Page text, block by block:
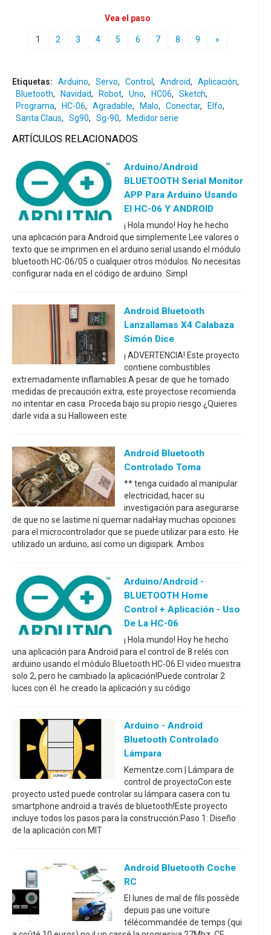
Vea el paso
1 2 3 4 5 6 7 8 9 »
Etiquetas: Arduino, Servo, Control , Android, Aplicación,
Bluetooth, Navidad, Robot, Uno, HC06, Sketch,
Programa, HC-06, Agradable, Malo, Conectar, Elfo,
Santa Claus, Sg90, Sg-90, Medidor serie
ARTÍCULOS RELACIONADOS
Arduino/Android
BLUETOOTH Serial Monitor
APP Para Arduino Usando
El HC-06 Y ANDROID
¡ Hola mundo! Hoy he hecho
una aplicación para Android que simplemente Lee valores o
texto que se imprimen en el arduino serial usando el módulo
bluetooth HC-06/05 o cualquier otros módulos. No necesitas
configurar nada en el código de arduino. Simpl
Android Bluetooth
Lanzallamas X4 Calabaza
Simón Dice
¡ ADVERTENCIA! Este proyecto
contiene combustibles
extremadamente inflamables.A pesar de que he tomado
medidas de precaución extra, este proyectose recomienda
no intentar en casa. Proceda bajo su propio riesgo.¿Quieres
darle vida a su Halloween este
Android Bluetooth
Controlado Toma
** tenga cuidado al manipular
electricidad, hacer su
investigación para asegurarse
de que no se lastime ni quemar nadaHay muchas opciones
para el microcontrolador que se puede utilizar para esto. He
utilizado un arduino, así como un digispark. Ambos
Arduino/Android -
BLUETOOTH Home
Control + Aplicación - Uso
De La HC-06
¡ Hola mundo! Hoy he hecho
una aplicación para Android para el control de 8 relés con
arduino usando el módulo Bluetooth HC-06.El video muestra
solo 2, pero he cambiado la aplicación!Puede controlar 2
luces con él. he creado la aplicación y su código
Arduino - Android
Bluetooth Controlado
Lámpara
Kementze.com | Lámpara de
control de proyectoCon este
proyecto usted puede controlar su lámpara casera con tu
smartphone android a través de bluetooth!Este proyecto
incluye todos los pasos para la construcción:Paso 1: Diseño
de la aplicación con MIT
Android Bluetooth Coche
RC
El lunes de mal de fils possède
depuis pas une voiture
télécommandée de temps (qui